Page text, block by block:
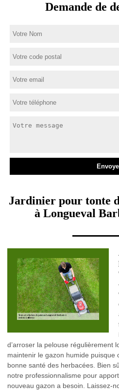
Demande de
Jardinier pour tonte
à Longueval
d’arroser la pelouse régulièrement
maintenir le gazon humide puisque
bonne santé des herbacées. Bien
notre professionnalisme pour
nouveau gazon a besoin. Laissez-